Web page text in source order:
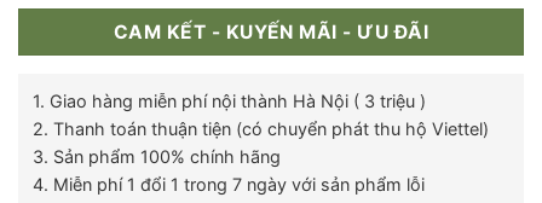
CAM KẾT - KUYẾN MÃI - ƯU ĐÃI
1. Giao hàng miễn phí nội thành Hà Nội ( 3 triệu )
2. Thanh toán thuận tiện (có chuyển phát thu hộ Viettel)
3. Sản phẩm 100% chính hãng
4. Miễn phí 1 đổi 1 trong 7 ngày với sản phẩm lỗi